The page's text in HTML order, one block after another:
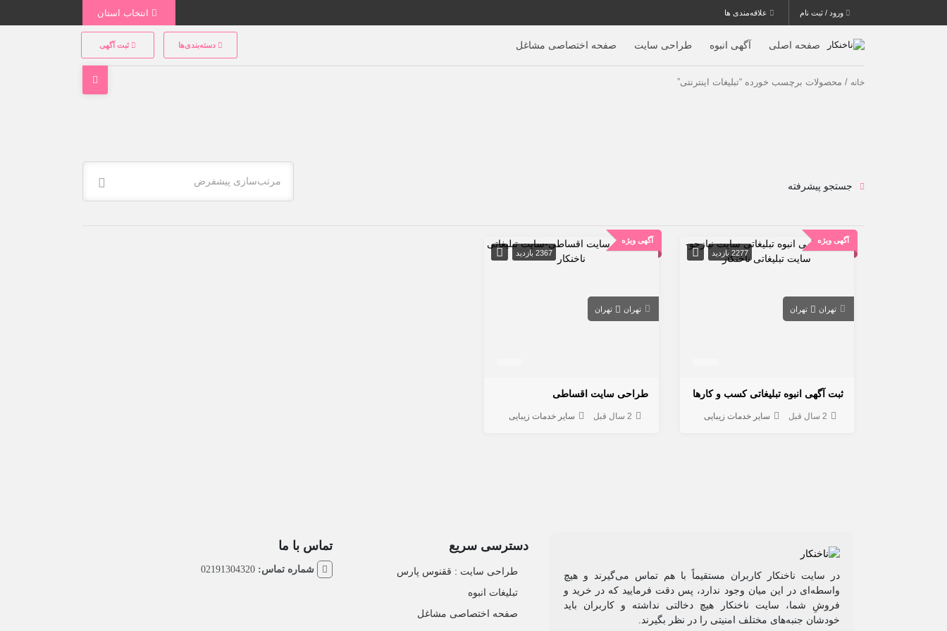
ورود / ثبت نام علاقه‌مندی ها
صفحه اصلی آگهی انبوه طراحی سایت صفحه اختصاصی مشاغل دسته‌بندی‌ها ثبت آگهی
خانه / محصولات برچسب خورده “تبلیغات اینترنتی”
مرتب‌سازی پیشفرض جستجو پیشرفته
آگهی ویژه
2277 بازدید
تهران تهران
ثبت آگهی انبوه تبلیغاتی کسب و کارها
2 سال قبل سایر خدمات زیبایی
آگهی ویژه
2367 بازدید
تهران تهران
طراحی سایت اقساطی
2 سال قبل سایر خدمات زیبایی
در سایت ناخنکار کاربران مستقیماً با هم تماس می‌گیرند و هیچ
واسطه‌ای در این میان وجود ندارد، پس دقت فرمایید که در خرید و
فروشِ شما، سایت ناخنکار هیچ دخالتی نداشته و کاربران باید
خودشان جنبه‌های مختلف امنیتی را در نظر بگیرند.
دسترسی سریع
طراحی سایت :‌ ققنوس پارس
تبلیغات انبوه
صفحه اختصاصی مشاغل
تماس با ما
شماره تماس: 02191304320